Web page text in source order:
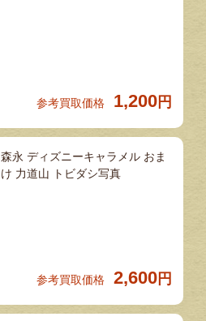
参考買取価格 1,200 円
森永 ディズニーキャラメル おま
け 力道山 トビダシ写真
参考買取価格 2,600 円